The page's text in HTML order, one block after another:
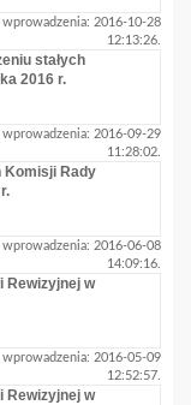
2016-10-28
12:13:26.
stałych
2016 r.
2016-09-29
11:28:02.
Komisji Rady
2016-06-08
14:09:16.
Rewizyjnej w
2016-05-09
12:52:57.
Rewizyjnej w